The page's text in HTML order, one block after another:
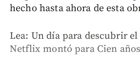
hecho hasta ahora de esta
Lea: Un día para descubrir
Netflix montó para Cien